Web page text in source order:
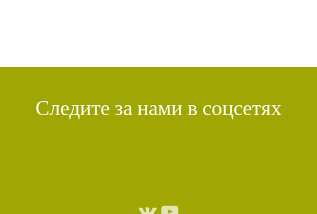
Следите за нами в соцсетях